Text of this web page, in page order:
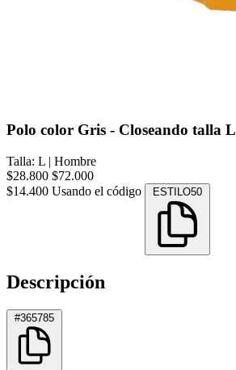
Polo color Gris - Closeando talla L
Talla: L | Hombre
$28.800 $72.000
$14.400 Usando el código ESTILO50
Descripción
#365785